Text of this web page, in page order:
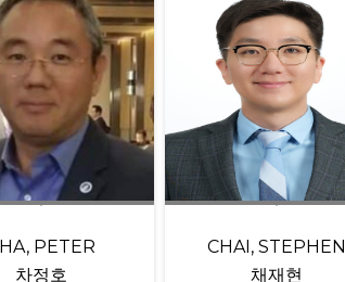
PETER
차정호
CHAI, STEPHEN
채재현